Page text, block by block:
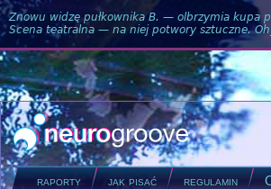
Znowu widzę pułkownika B. — olbrzymia kupa
Scena teatralna — na niej potwory sztuczne.
raporty jak pisać regulamin